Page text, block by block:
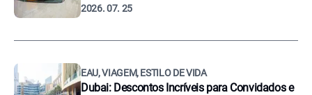
2026. 07. 25
EAU, VIAGEM, ESTILO DE VIDA
Dubai: Descontos Incríveis para Convidados e